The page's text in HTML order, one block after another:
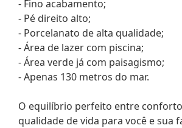
- Fino acabamento;
- Pé direito alto;
- Porcelanato de alta qualidade;
- Área de lazer com piscina;
- Área verde já com paisagismo;
- Apenas 130 metros do mar.
O equilíbrio perfeito entre
qualidade de vida para você e sua